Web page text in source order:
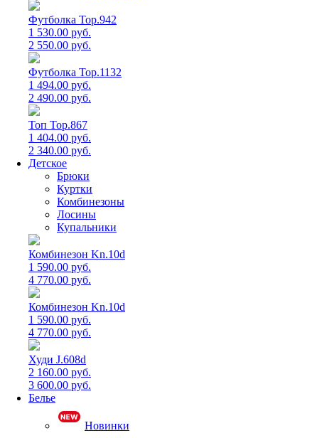
Футболка Top.942
1 530.00 руб.
2 550.00 руб.
Футболка Top.1132
1 494.00 руб.
2 490.00 руб.
Топ Top.867
1 404.00 руб.
2 340.00 руб.
Детское
Брюки
Куртки
Комбинезоны
Лосины
Купальники
Комбинезон Kn.10d
1 590.00 руб.
4 770.00 руб.
Комбинезон Kn.10d
1 590.00 руб.
4 770.00 руб.
Худи J.608d
2 160.00 руб.
3 600.00 руб.
Белье
Новинки